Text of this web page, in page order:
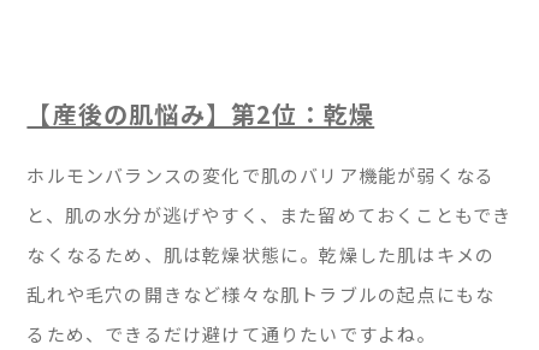
【産後の肌悩み】第2位：乾燥
ホルモンバランスの変化で肌のバリア機能が弱くなる
と、肌の水分が逃げやすく、また留めておくこともでき
なくなるため、肌は乾燥状態に。乾燥した肌はキメの
乱れや毛穴の開きなど様々な肌トラブルの起点にもな
るため、できるだけ避けて通りたいですよね。